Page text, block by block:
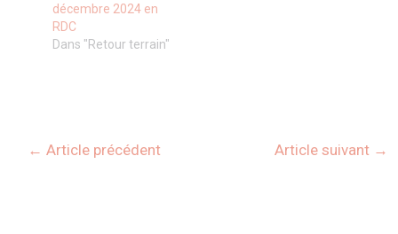
décembre 2024 en
RDC
Dans "Retour terrain"
← Article précédent Article suivant →